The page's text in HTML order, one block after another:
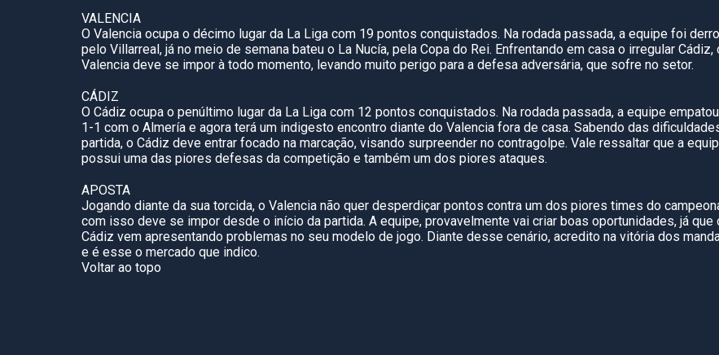
VALENCIA
O Valencia ocupa o décimo lugar da La Liga com 19 pontos conquistados. Na rodada passada, a equipe foi
pelo Villarreal, já no meio de semana bateu o La Nucía, pela Copa do Rei. Enfrentando em casa o irregular Cádiz,
Valencia deve se impor à todo momento, levando muito perigo para a defesa adversária, que sofre no setor.
CÁDIZ
O Cádiz ocupa o penúltimo lugar da La Liga com 12 pontos conquistados. Na rodada passada, a equipe
1-1 com o Almería e agora terá um indigesto encontro diante do Valencia fora de casa. Sabendo das
partida, o Cádiz deve entrar focado na marcação, visando surpreender no contragolpe. Vale ressaltar que a
possui uma das piores defesas da competição e também um dos piores ataques.
APOSTA
Jogando diante da sua torcida, o Valencia não quer desperdiçar pontos contra um dos piores times do
com isso deve se impor desde o início da partida. A equipe, provavelmente vai criar boas oportunidades, já que
Cádiz vem apresentando problemas no seu modelo de jogo. Diante desse cenário, acredito na vitória dos
e é esse o mercado que indico.
Voltar ao topo